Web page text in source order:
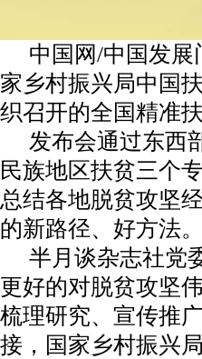
中国网/中国发展
家乡村振兴局中国
织召开的全国精准
发布会通过东西
民族地区扶贫三个
总结各地脱贫攻坚
的新路径、好方法。
半月谈杂志社党
更好的对脱贫攻坚
梳理研究、宣传推
接，国家乡村振兴